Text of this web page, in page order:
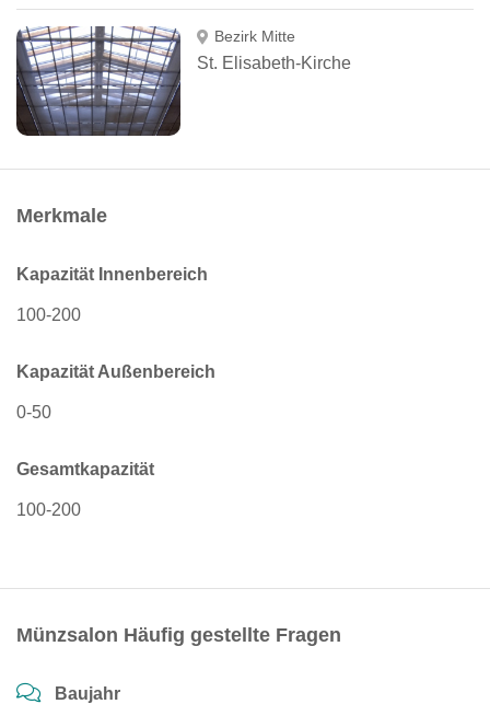
Bezirk Mitte
St. Elisabeth-Kirche
Merkmale
Kapazität Innenbereich
100-200
Kapazität Außenbereich
0-50
Gesamtkapazität
100-200
Münzsalon Häufig gestellte Fragen
Baujahr